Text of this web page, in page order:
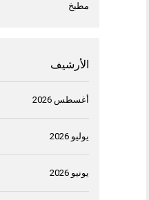
مطبخ
الأرشيف
أغسطس 2026
يوليو 2026
يونيو 2026